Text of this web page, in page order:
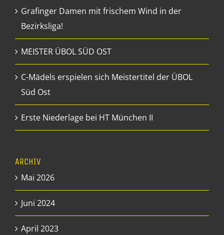
Grafinger Damen mit frischem Wind in der
Bezirksliga!
MEISTER ÜBOL SÜD OST
C-Mädels erspielen sich Meistertitel der ÜBOL
Süd Ost
Erste Niederlage bei HT München II
ARCHIV
Mai 2026
Juni 2024
April 2023